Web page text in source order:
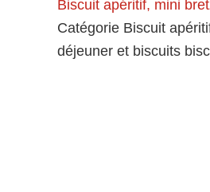
Biscuit apéritif, mini
Catégorie Biscuit
déjeuner et biscuits